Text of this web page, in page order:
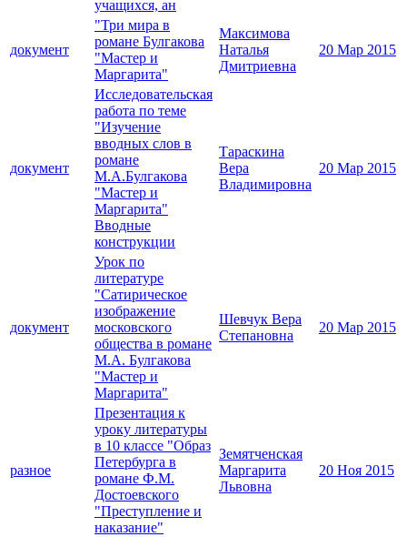
учащихся, ан
документ
"Три мира в
романе Булгакова
"Мастер и
Маргарита"
Максимова
Наталья
Дмитриевна
20 Мар 2015
документ
Исследовательская
работа по теме
"Изучение
вводных слов в
романе
М.А.Булгакова
"Мастер и
Маргарита"
Вводные
конструкции
Тараскина
Вера
Владимировна
20 Мар 2015
документ
Урок по
литературе
"Сатирическое
изображение
московского
общества в романе
М.А. Булгакова
"Мастер и
Маргарита"
Шевчук Вера
Степановна
20 Мар 2015
разное
Презентация к
уроку литературы
в 10 классе "Образ
Петербурга в
романе Ф.М.
Достоевского
"Преступление и
наказание"
Земятченская
Маргарита
Львовна
20 Ноя 2015